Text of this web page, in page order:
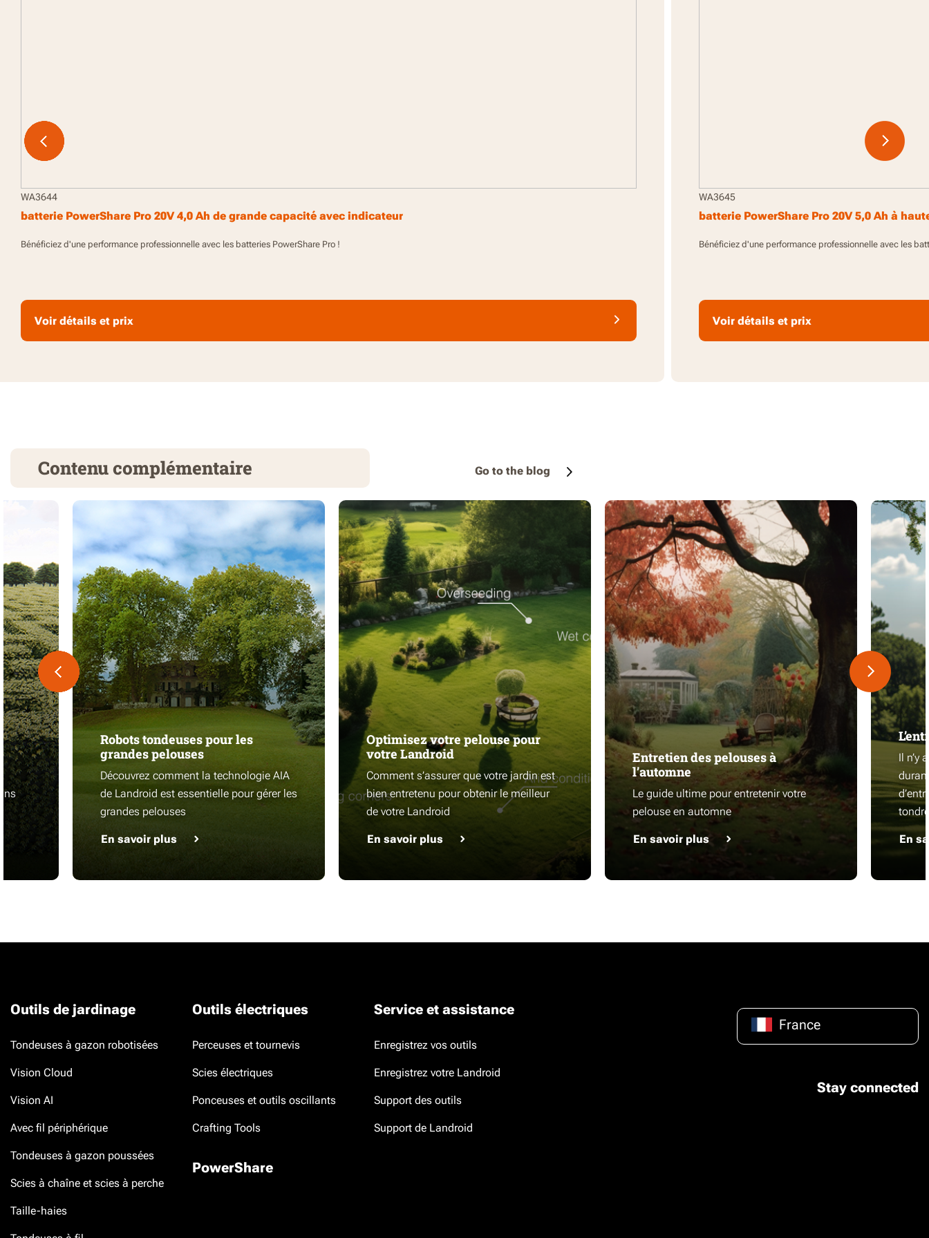
WA3644
batterie PowerShare Pro 20V 4,0 Ah de grande capacité avec indicateur
Bénéficiez d'une performance professionnelle avec les batteries PowerShare Pro !
Voir détails et prix
WA3645
batterie PowerShare Pro 20V 5,0 Ah à
Bénéficiez d'une performance professionnelle avec les
Voir détails et prix
Contenu complémentaire Go to the blog
Robots tondeuses pour les
grandes pelouses
Découvrez comment la technologie AIA
de Landroid est essentielle pour gérer les
grandes pelouses
En savoir plus
Optimisez votre pelouse pour
votre Landroid
Comment s’assurer que votre jardin est
bien entretenu pour obtenir le meilleur
de votre Landroid
En savoir plus
Entretien des pelouses à
l’automne
Le guide ultime pour entretenir votre
pelouse en automne
En savoir plus
Il n’y
En
Outils de jardinage
Tondeuses à gazon robotisées
Vision Cloud
Vision AI
Avec fil périphérique
Tondeuses à gazon poussées
Scies à chaîne et scies à perche
Taille-haies
Outils électriques
Perceuses et tournevis
Scies électriques
Ponceuses et outils oscillants
Crafting Tools
PowerShare
Service et assistance
Enregistrez vos outils
Enregistrez votre Landroid
Support des outils
Support de Landroid
France
Stay connected